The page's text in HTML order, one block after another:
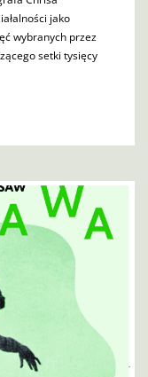
jako
wybranych przez
setki tysięcy